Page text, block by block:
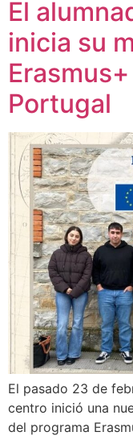
El
inicia su
Portugal
El pasado 23 de
centro inició una
del programa